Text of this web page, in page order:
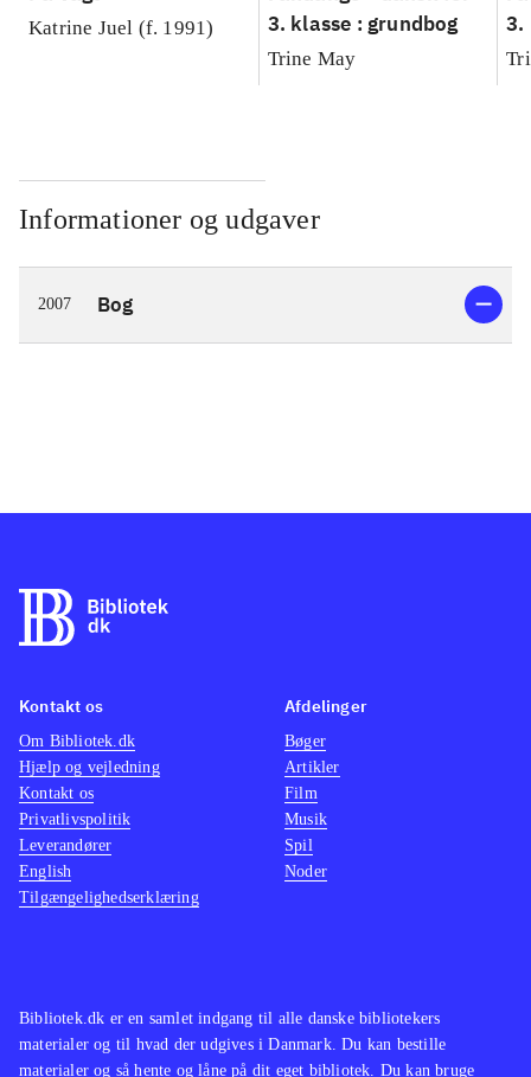
Katrine Juel (f. 1991)
3. klasse : grundbog
Trine May
3.
Informationer og udgaver
2007 Bog
Bibliotek.dk er en samlet indgang til alle danske bibliotekers
materialer og til hvad der udgives i Danmark. Du kan bestille
materialer og så hente og låne på dit eget bibliotek. Du kan bruge
Kontakt os
Om Bibliotek.dk
Hjælp og vejledning
Kontakt os
Privatlivspolitik
Leverandører
English
Tilgængelighedserklæring
Afdelinger
Bøger
Artikler
Film
Musik
Spil
Noder